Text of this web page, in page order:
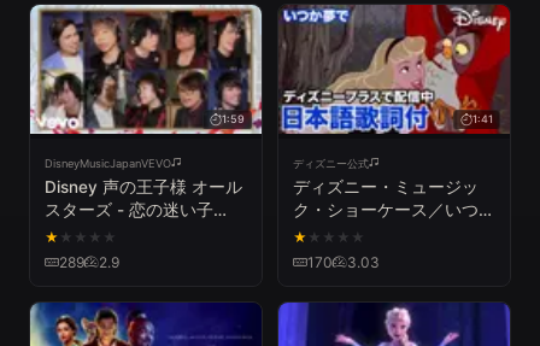
1:59
DisneyMusicJapanVEVO
Disney 声の王子様 オール
スターズ - 恋の迷い子
(Disney 声の王子様 オー
ルスターズ)
★ ★ ★ ★ ★
289 2.9
1:41
ディズニー公式
ディズニー・ミュージッ
ク・ショーケース／いつか
夢で｜ディズニープラス
★ ★ ★ ★ ★
170 3.03